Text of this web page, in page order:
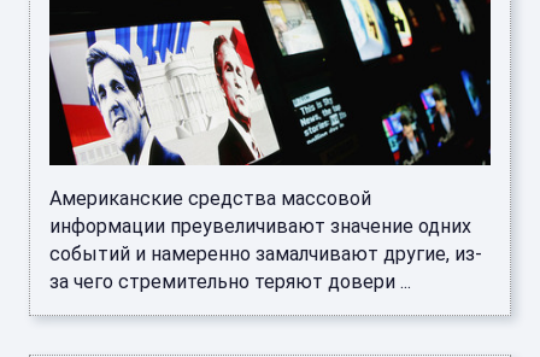
Американские средства массовой
информации преувеличивают значение одних
событий и намеренно замалчивают другие, из-
за чего стремительно теряют довери ...